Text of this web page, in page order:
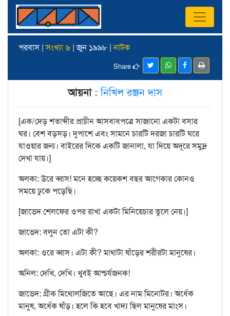
পরবাস |সংখ্যা ৬ | জুন ১৯৯৮ |নাটক
Share
আয়না:নিখিল রঞ্জন দাস
[এক/দেড় শতাব্দীর প্রাচীন আসবাবপত্রে সাজানো একটা বসার
ঘর। বেশ বড়সড়। দুপাশে এবং সামনে চারটি দরজা চারটি ঘরে
যাওয়ার জন্য। বাইরের দিকে একটি জানালা, যা দিয়ে অদূরে সমুদ্র
দেখা যায়।]
অলকা: উরে ব্বাস! মনে হচ্ছে কয়েকশ বছর আগেকার কোনও
সময়ে ঢুকে পড়েছি।
[জাভেদ শেলফের ওপর রাখা একটা মিনিয়েচার তুলে নেয়।]
জাভেদ: বলুন তো এটা কী?
অলকা: ওরে ব্বাস। এটা কী? মাথাটা ষাঁড়ের শরীরটা মানুষের।
অনিল: দেখি, দেখি। খুবই আশ্চর্যজনক!
জাভেদ: গ্রীক মিথোলজিতে আছে। এর নাম মিনোটর। অর্ধেক
মানুষ, অর্ধেক ষাঁড়। হলে কি হবে খাদ্য ছিল মানুষের মাংস।